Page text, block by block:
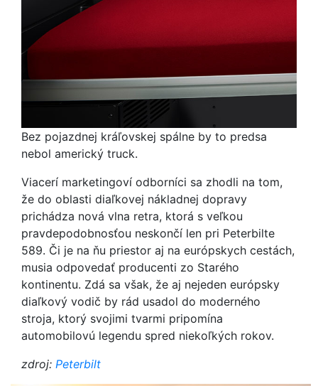
Bez pojazdnej kráľovskej spálne by to predsa
nebol americký truck.
Viacerí marketingoví odborníci sa zhodli na tom,
že do oblasti diaľkovej nákladnej dopravy
prichádza nová vlna retra, ktorá s veľkou
pravdepodobnosťou neskončí len pri Peterbilte
589. Či je na ňu priestor aj na európskych cestách,
musia odpovedať producenti zo Starého
kontinentu. Zdá sa však, že aj nejeden európsky
diaľkový vodič by rád usadol do moderného
stroja, ktorý svojimi tvarmi pripomína
automobilovú legendu spred niekoľkých rokov.
zdroj: Peterbilt